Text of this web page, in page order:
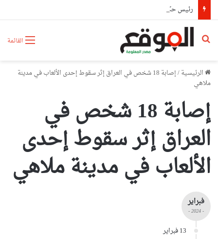
القائمة بحث عن
الرئيسية/
إصابة 18 شخص في العراق إثر سقوط إحدى الألعاب في مدينة
ملاهي
إصابة 18 شخص في
العراق إثر سقوط إحدى
الألعاب في مدينة ملاهي
فبراير
- 2024 -
13 فبراير